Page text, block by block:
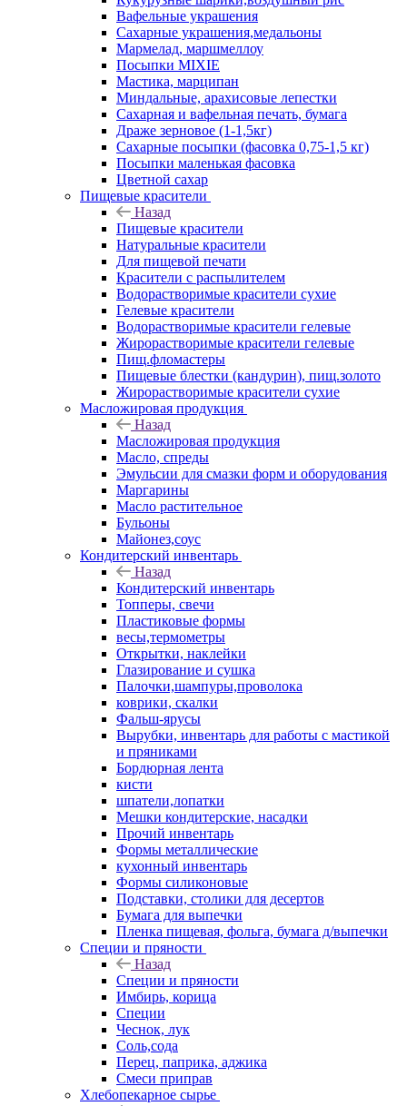
Вафельные украшения
Сахарные украшения,медальоны
Мармелад, маршмеллоу
Посыпки MIXIE
Мастика, марципан
Миндальные, арахисовые лепестки
Сахарная и вафельная печать, бумага
Драже зерновое (1-1,5кг)
Сахарные посыпки (фасовка 0,75-1,5 кг)
Посыпки маленькая фасовка
Цветной сахар
Пищевые красители
Назад
Пищевые красители
Натуральные красители
Для пищевой печати
Красители с распылителем
Водорастворимые красители сухие
Гелевые красители
Водорастворимые красители гелевые
Жирорастворимые красители гелевые
Пищ.фломастеры
Пищевые блестки (кандурин), пищ.золото
Жирорастворимые красители сухие
Масложировая продукция
Назад
Масложировая продукция
Масло, спреды
Эмульсии для смазки форм и оборудования
Маргарины
Масло растительное
Бульоны
Майонез,соус
Кондитерский инвентарь
Назад
Кондитерский инвентарь
Топперы, свечи
Пластиковые формы
весы,термометры
Открытки, наклейки
Глазирование и сушка
Палочки,шампуры,проволока
коврики, скалки
Фальш-ярусы
Вырубки, инвентарь для работы с мастикой
и пряниками
Бордюрная лента
кисти
шпатели,лопатки
Мешки кондитерские, насадки
Прочий инвентарь
Формы металлические
кухонный инвентарь
Формы силиконовые
Подставки, столики для десертов
Бумага для выпечки
Пленка пищевая, фольга, бумага д/выпечки
Специи и пряности
Назад
Специи и пряности
Имбирь, корица
Специи
Чеснок, лук
Соль,сода
Перец, паприка, аджика
Смеси приправ
Хлебопекарное сырье